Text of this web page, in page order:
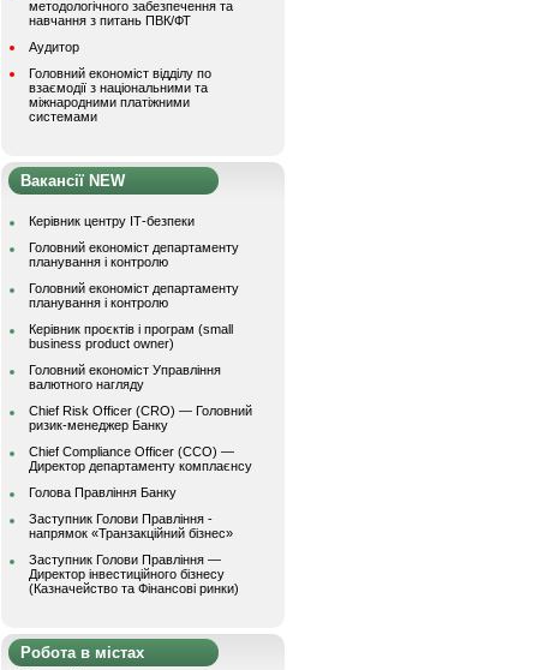
методологічного забезпечення та
навчання з питань ПВК/ФТ
Аудитор
Головний економіст відділу по
взаємодії з національними та
міжнародними платіжними
системами
Вакансії NEW
Керівник центру ІТ-безпеки
Головний економіст департаменту
планування і контролю
Головний економіст департаменту
планування і контролю
Керівник проєктів і програм (small
business product owner)
Головний економіст Управління
валютного нагляду
Chief Risk Officer (CRO) — Головний
ризик-менеджер Банку
Chief Compliance Officer (CCO) —
Директор департаменту комплаєнсу
Голова Правління Банку
Заступник Голови Правління -
напрямок «Транзакційний бізнес»
Заступник Голови Правління —
Директор інвестиційного бізнесу
(Казначейство та Фінансові ринки)
Робота в містах